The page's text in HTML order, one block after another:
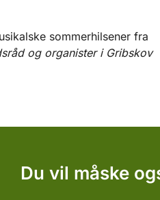
sommerhilsener fra
og organister i Gribskov
Du vil måske